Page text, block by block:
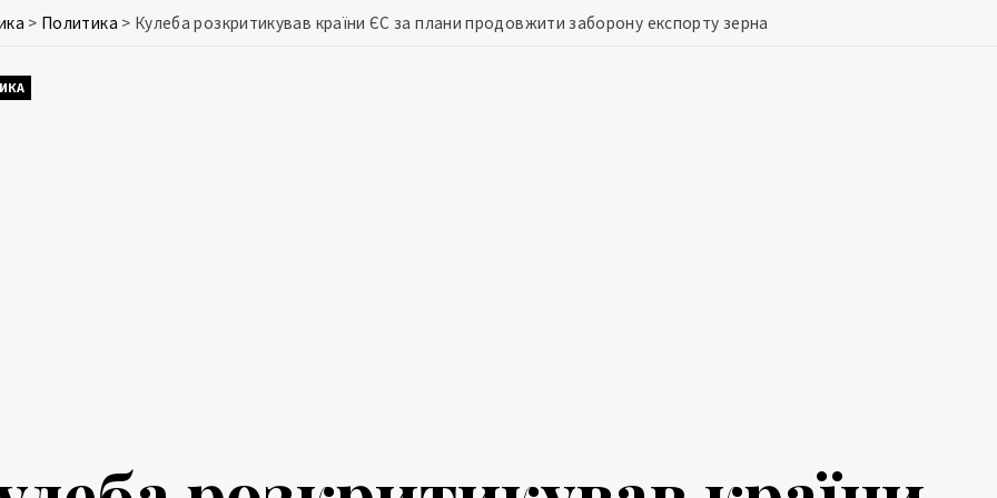
> Политика > Кулеба розкритикував країни ЄС за плани продовжити заборону експорту зерна